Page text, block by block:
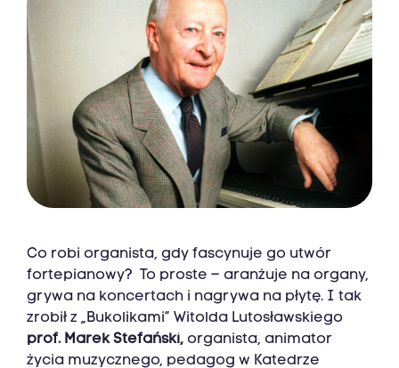
Co robi organista, gdy fascynuje go utwór
fortepianowy? To proste – aranżuje na organy,
grywa na koncertach i nagrywa na płytę. I tak
zrobił z „Bukolikami” Witolda Lutosławskiego
prof. Marek Stefański, organista, animator
życia muzycznego, pedagog w Katedrze